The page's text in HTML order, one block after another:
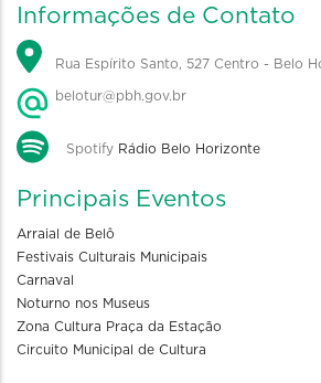
Informações de Contato
Rua Espírito Santo, 527 Centro - Belo
belotur@pbh.gov.br
Spotify Rádio Belo Horizonte
Principais Eventos
Arraial de Belô
Festivais Culturais Municipais
Carnaval
Noturno nos Museus
Zona Cultura Praça da Estação
Circuito Municipal de Cultura